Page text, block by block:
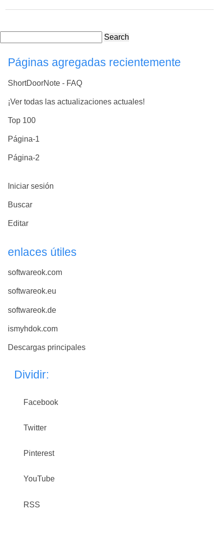
Search
Páginas agregadas recientemente
ShortDoorNote - FAQ
¡Ver todas las actualizaciones actuales!
Top 100
Página-1
Página-2
Iniciar sesión
Buscar
Editar
enlaces útiles
softwareok.com
softwareok.eu
softwareok.de
ismyhdok.com
Descargas principales
Dividir:
Facebook
Twitter
Pinterest
YouTube
RSS